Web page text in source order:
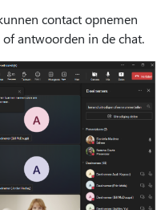
contact opnemen
antwoorden in de chat.